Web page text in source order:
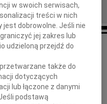
dniu 23 maja 2011 roku
Mąż, Ojciec, Brat i Dziadziuś
Bąk
w swoich serwisach,
treści w nich
jest dobrowolne. Jeśli nie
jej zakres lub
udzieloną przejdź do
także do
dotyczących
lub łączone z danymi
podstawą